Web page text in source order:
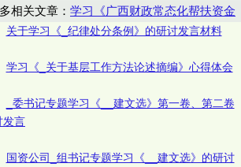
相关文章： 学习《广西财政常态化帮扶资金
关于学习《_纪律处分条例》的研讨发言材料
学习《_关于基层工作方法论述摘编》心得体会
_委书记专题学习《__建文选》第一卷、第二卷
发言
国资公司_组书记专题学习《__建文选》的研讨